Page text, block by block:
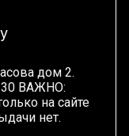
дом 2.
ВАЖНО:
на сайте
нет.